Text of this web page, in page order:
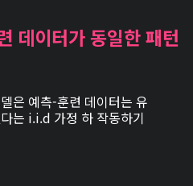
데이터가 동일한 패턴
은 예측-훈련 데이터는 유
는 i.i.d 가정 하 작동하기